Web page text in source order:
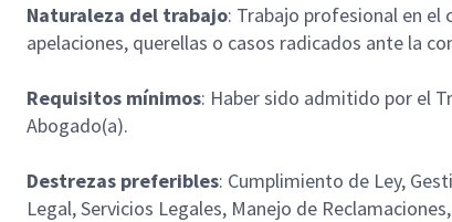
Naturaleza del trabajo: Trabajo profesional en
apelaciones, querellas o casos radicados ante la
Requisitos mínimos: Haber sido admitido por el
Abogado(a).
Destrezas preferibles: Cumplimiento de Ley,
Legal, Servicios Legales, Manejo de